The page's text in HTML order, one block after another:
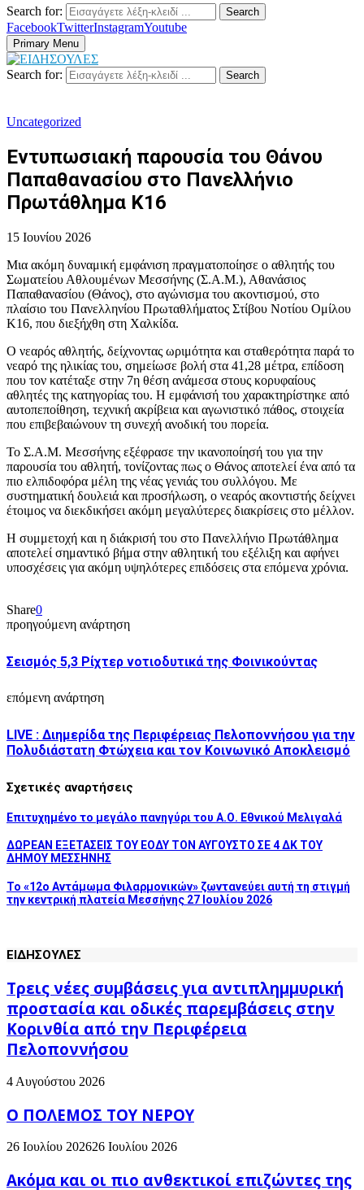
Search for: Search
FacebookTwitterInstagramYoutube
Primary Menu
Search for: Search
Uncategorized
Εντυπωσιακή παρουσία του Θάνου
Παπαθανασίου στο Πανελλήνιο
Πρωτάθλημα Κ16
15 Ιουνίου 2026
Μια ακόμη δυναμική εμφάνιση πραγματοποίησε ο αθλητής του
Σωματείου Αθλουμένων Μεσσήνης (Σ.Α.Μ.), Αθανάσιος
Παπαθανασίου (Θάνος), στο αγώνισμα του ακοντισμού, στο
πλαίσιο του Πανελληνίου Πρωταθλήματος Στίβου Νοτίου Ομίλου
Κ16, που διεξήχθη στη Χαλκίδα.
Ο νεαρός αθλητής, δείχνοντας ωριμότητα και σταθερότητα παρά το
νεαρό της ηλικίας του, σημείωσε βολή στα 41,28 μέτρα, επίδοση
που τον κατέταξε στην 7η θέση ανάμεσα στους κορυφαίους
αθλητές της κατηγορίας του. Η εμφάνισή του χαρακτηρίστηκε από
αυτοπεποίθηση, τεχνική ακρίβεια και αγωνιστικό πάθος, στοιχεία
που επιβεβαιώνουν τη συνεχή ανοδική του πορεία.
Το Σ.Α.Μ. Μεσσήνης εξέφρασε την ικανοποίησή του για την
παρουσία του αθλητή, τονίζοντας πως ο Θάνος αποτελεί ένα από τα
πιο ελπιδοφόρα μέλη της νέας γενιάς του συλλόγου. Με
συστηματική δουλειά και προσήλωση, ο νεαρός ακοντιστής δείχνει
έτοιμος να διεκδικήσει ακόμη μεγαλύτερες διακρίσεις στο μέλλον.
Η συμμετοχή και η διάκρισή του στο Πανελλήνιο Πρωτάθλημα
αποτελεί σημαντικό βήμα στην αθλητική του εξέλιξη και αφήνει
υποσχέσεις για ακόμη υψηλότερες επιδόσεις στα επόμενα χρόνια.
Share0
προηγούμενη ανάρτηση
Σεισμός 5,3 Ρίχτερ νοτιοδυτικά της Φοινικούντας
επόμενη ανάρτηση
LIVE : Διημερίδα της Περιφέρειας Πελοποννήσου για την
Πολυδιάστατη Φτώχεια και τον Κοινωνικό Αποκλεισμό
Σχετικές αναρτήσεις
Επιτυχημένο το μεγάλο πανηγύρι του Α.Ο. Εθνικού Μελιγαλά
ΔΩΡΕΑΝ ΕΞΕΤΑΣΕΙΣ ΤΟΥ ΕΟΔΥ ΤΟΝ ΑΥΓΟΥΣΤΟ ΣΕ 4 ΔΚ ΤΟΥ
ΔΗΜΟΥ ΜΕΣΣΗΝΗΣ
Το «12ο Αντάμωμα Φιλαρμονικών» ζωντανεύει αυτή τη στιγμή
την κεντρική πλατεία Μεσσήνης 27 Ιουλίου 2026
ΕΙΔΗΣΟΥΛΕΣ
Τρεις νέες συμβάσεις για αντιπλημμυρική
προστασία και οδικές παρεμβάσεις στην
Κορινθία από την Περιφέρεια
Πελοποννήσου
4 Αυγούστου 2026
Ο ΠΟΛΕΜΟΣ ΤΟΥ ΝΕΡΟΥ
26 Ιουλίου 202626 Ιουλίου 2026
Ακόμα και οι πιο ανθεκτικοί επιζώντες της